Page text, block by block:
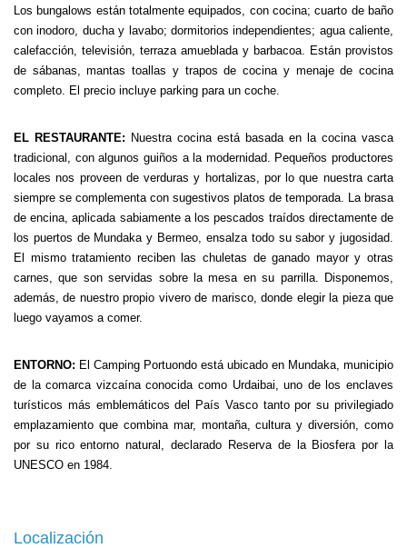
Los bungalows están totalmente equipados, con cocina; cuarto de baño
con inodoro, ducha y lavabo; dormitorios independientes; agua caliente,
calefacción, televisión, terraza amueblada y barbacoa. Están provistos
de sábanas, mantas toallas y trapos de cocina y menaje de cocina
completo. El precio incluye parking para un coche.
EL RESTAURANTE: Nuestra cocina está basada en la cocina vasca
tradicional, con algunos guiños a la modernidad. Pequeños productores
locales nos proveen de verduras y hortalizas, por lo que nuestra carta
siempre se complementa con sugestivos platos de temporada. La brasa
de encina, aplicada sabiamente a los pescados traídos directamente de
los puertos de Mundaka y Bermeo, ensalza todo su sabor y jugosidad.
El mismo tratamiento reciben las chuletas de ganado mayor y otras
carnes, que son servidas sobre la mesa en su parrilla. Disponemos,
además, de nuestro propio vivero de marisco, donde elegir la pieza que
luego vayamos a comer.
ENTORNO: El Camping Portuondo está ubicado en Mundaka, municipio
de la comarca vizcaína conocida como Urdaibai, uno de los enclaves
turísticos más emblemáticos del País Vasco tanto por su privilegiado
emplazamiento que combina mar, montaña, cultura y diversión, como
por su rico entorno natural, declarado Reserva de la Biosfera por la
UNESCO en 1984.
Localización